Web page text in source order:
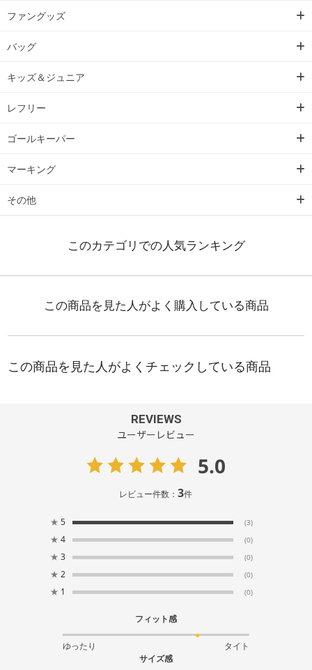
ファングッズ
バッグ
キッズ＆ジュニア
レフリー
ゴールキーパー
マーキング
その他
REVIEWS
ユーザーレビュー
5.0
レビュー件数：3件
★ 5 (3)
★ 4 (0)
★ 3 (0)
★ 2 (0)
★ 1 (0)
フィット感
ゆったり
タイト
サイズ感